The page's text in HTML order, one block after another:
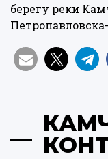
берегу реки